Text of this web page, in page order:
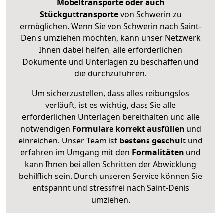
Möbeltransporte oder auch
Stückguttransportevon Schwerin zu
ermöglichen. Wenn Sie von Schwerin nach Saint-
Denis umziehen möchten, kann unser Netzwerk
Ihnen dabei helfen, alle erforderlichen
Dokumente und Unterlagen zu beschaffen und
die durchzuführen.
Um sicherzustellen, dass alles reibungslos
verläuft, ist es wichtig, dass Sie alle
erforderlichen Unterlagen bereithalten und alle
notwendigen Formulare korrekt ausfüllen und
einreichen. Unser Team ist bestens geschult und
erfahren im Umgang mit den Formalitäten und
kann Ihnen bei allen Schritten der Abwicklung
behilflich sein. Durch unseren Service können Sie
entspannt und stressfrei nach Saint-Denis
umziehen.